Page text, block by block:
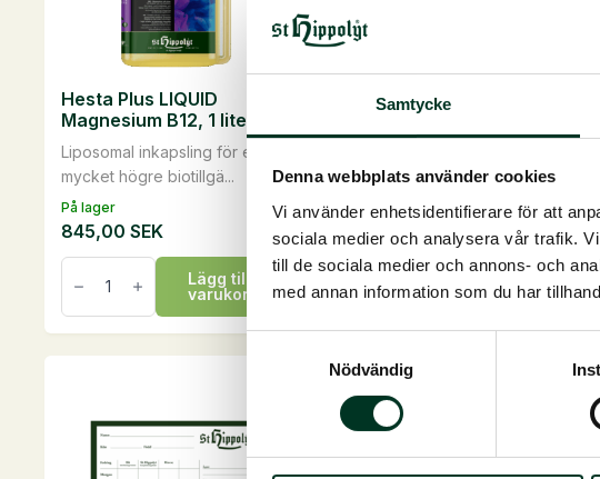
Samtycke
Denna webbplats använder cookies
Vi använder enhetsidentifierare för att
sociala medier och analysera vår trafik.
till de sociala medier och annons- och
med annan information som du har
Nödvändig
På lager
Liposomal inkapsling för en
mycket högre biotillgä...
Hesta Plus LIQUID
Magnesium B12, 1 liter
845,00 SEK
Hesta
Plus
LIQUID
Magnesium
B12,
Lägg till i
varukorg
På lager
lämplig för snabb och...
Hesta Plus Magnesium
B12, 1 kg
595,00SEK
Hesta
Plus
Magnesium
1
mängd
varukorg